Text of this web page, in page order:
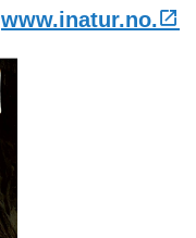
www.inatur.no.